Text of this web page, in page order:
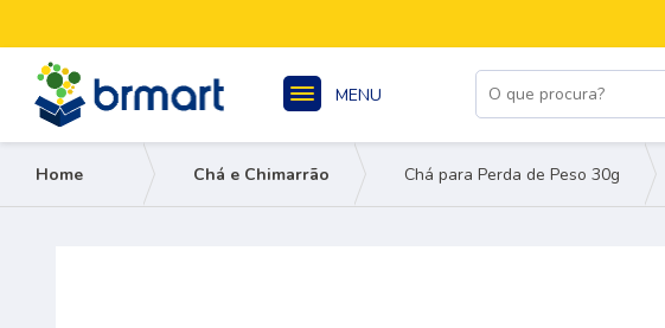
MENU
Home Chá e Chimarrão Chá para Perda de Peso 30g